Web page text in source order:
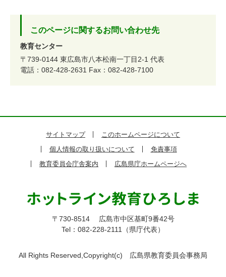
このページに関するお問い合わせ先
教育センター
〒739-0144 東広島市八本松南一丁目2-1 代表
電話：082-428-2631 Fax：082-428-7100
サイトマップ
このホームページについて
個人情報の取り扱いについて
免責事項
教育委員会庁舎案内
広島県庁ホームページへ
〒730-8514
広島市中区基町9番42号
Tel：082-228-2111（県庁代表）
All Rights Reserved,Copyright(c) 広島県教育委員会事務局